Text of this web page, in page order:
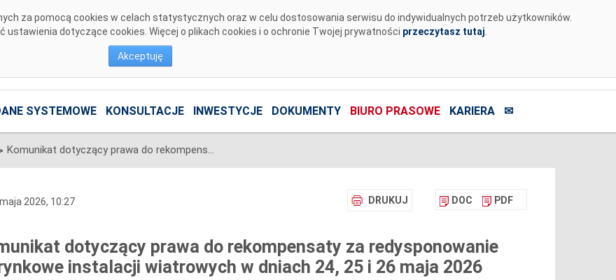
za pomocą cookies w celach statystycznych oraz w celu dostosowania serwisu do indywidualnych potrzeb użytkowników.
dotyczące cookies. Więcej o plikach cookies i o ochronie Twojej prywatności przeczytasz tutaj
Akceptuję
SYSTEMOWE KONSULTACJE INWESTYCJE DOKUMENTY BIURO PRASOWE KARIERA ✉
Komunikat dotyczący prawa do rekompensaty za redysponowanie nierynkowe instalacji wiatrowych w dniach 24, 25 i 26 maja 2026
DRUKUJ DOC PDF
2026, 10:27
dotyczący prawa do rekompensaty za redysponowanie
instalacji wiatrowych w dniach 24, 25 i 26 maja 2026